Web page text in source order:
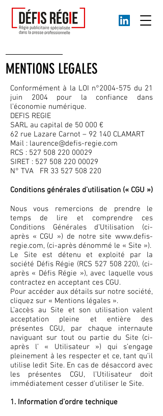
MENTIONS LEGALES
Conformément à la LOI n°2004-575 du 21
juin 2004 pour la confiance dans
l’économie numérique.
DEFIS REGIE
SARL au capital de 50 000 €
62 rue Lazare Carnot – 92 140 CLAMART
Mail : laurence@defis-regie.com
RCS : 527 508 220 00029
SIRET : 527 508 220 00029
N° TVA FR 33 527 508 220
Conditions générales d’utilisation (« CGU »)
Nous vous remercions de prendre le
temps de lire et comprendre ces
Conditions Générales d’Utilisation (ci-
après « CGU ») de notre site www.defis-
regie.com, (ci-après dénommé le « Site »).
Le Site est détenu et exploité par la
société Défis Régie (RCS 527 508 220), (ci-
après « Défis Régie »), avec laquelle vous
contractez en acceptant ces CGU.
Pour accéder aux détails sur notre société,
cliquez sur « Mentions légales ».
L’accès au Site et son utilisation valent
acceptation pleine et entière des
présentes CGU, par chaque internaute
naviguant sur tout ou partie du Site (ci-
après l’ « Utilisateur ») qui s’engage
pleinement à les respecter et ce, tant qu’il
utilise ledit Site. En cas de désaccord avec
les présentes CGU, l’Utilisateur doit
immédiatement cesser d’utiliser le Site.
1. Information d’ordre technique